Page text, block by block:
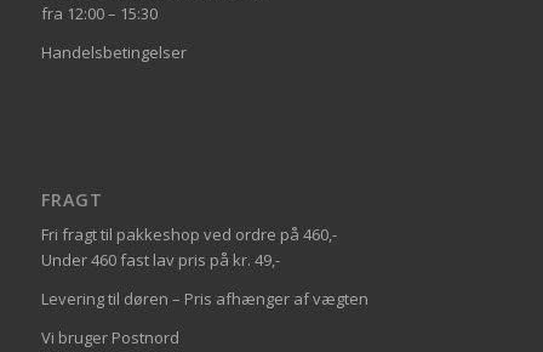
fra 12:00 – 15:30
Handelsbetingelser
FRAGT
Fri fragt til pakkeshop ved ordre på 460,-
Under 460 fast lav pris på kr. 49,-
Levering til døren – Pris afhænger af vægten
Vi bruger Postnord